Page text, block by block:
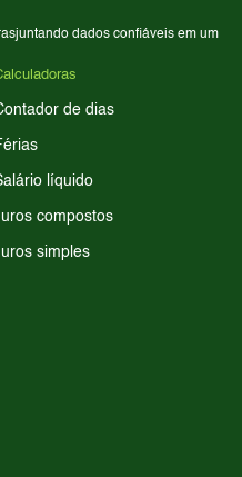
juntando dados confiáveis em um
de dias
líquido
compostos
simples